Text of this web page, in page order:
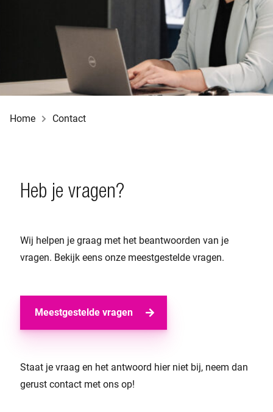
Home Contact
Heb je vragen?
Wij helpen je graag met het beantwoorden van je
vragen. Bekijk eens onze meestgestelde vragen.
Meestgestelde vragen
Staat je vraag en het antwoord hier niet bij, neem dan
gerust contact met ons op!